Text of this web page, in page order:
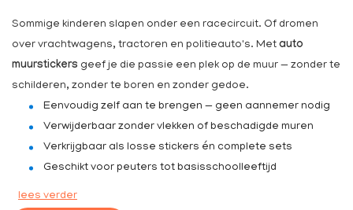
Sommige kinderen slapen onder een racecircuit. Of dromen
over vrachtwagens, tractoren en politieauto's. Met auto
muurstickers geef je die passie een plek op de muur — zonder te
schilderen, zonder te boren en zonder gedoe.
Eenvoudig zelf aan te brengen — geen aannemer nodig
Verwijderbaar zonder vlekken of beschadigde muren
Verkrijgbaar als losse stickers én complete sets
Geschikt voor peuters tot basisschoolleeftijd
lees verder